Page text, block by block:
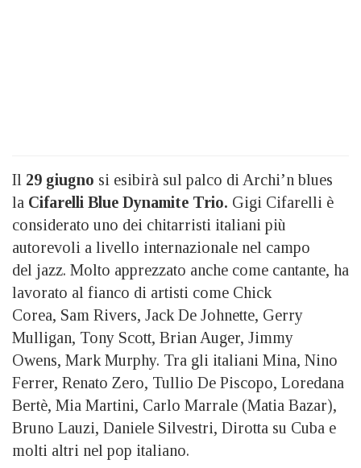
Il 29 giugno si esibirà sul palco di Archi’n blues
la Cifarelli Blue Dynamite Trio. Gigi Cifarelli è
considerato uno dei chitarristi italiani più
autorevoli a livello internazionale nel campo
del jazz. Molto apprezzato anche come cantante, ha
lavorato al fianco di artisti come Chick
Corea, Sam Rivers, Jack De Johnette, Gerry
Mulligan, Tony Scott, Brian Auger, Jimmy
Owens, Mark Murphy. Tra gli italiani Mina, Nino
Ferrer, Renato Zero, Tullio De Piscopo, Loredana
Bertè, Mia Martini, Carlo Marrale (Matia Bazar),
Bruno Lauzi, Daniele Silvestri, Dirotta su Cuba e
molti altri nel pop italiano.